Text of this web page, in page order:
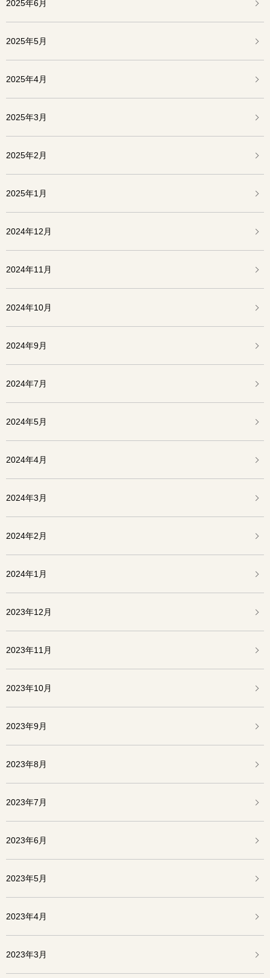
2025年6月
2025年5月
2025年4月
2025年3月
2025年2月
2025年1月
2024年12月
2024年11月
2024年10月
2024年9月
2024年7月
2024年5月
2024年4月
2024年3月
2024年2月
2024年1月
2023年12月
2023年11月
2023年10月
2023年9月
2023年8月
2023年7月
2023年6月
2023年5月
2023年4月
2023年3月